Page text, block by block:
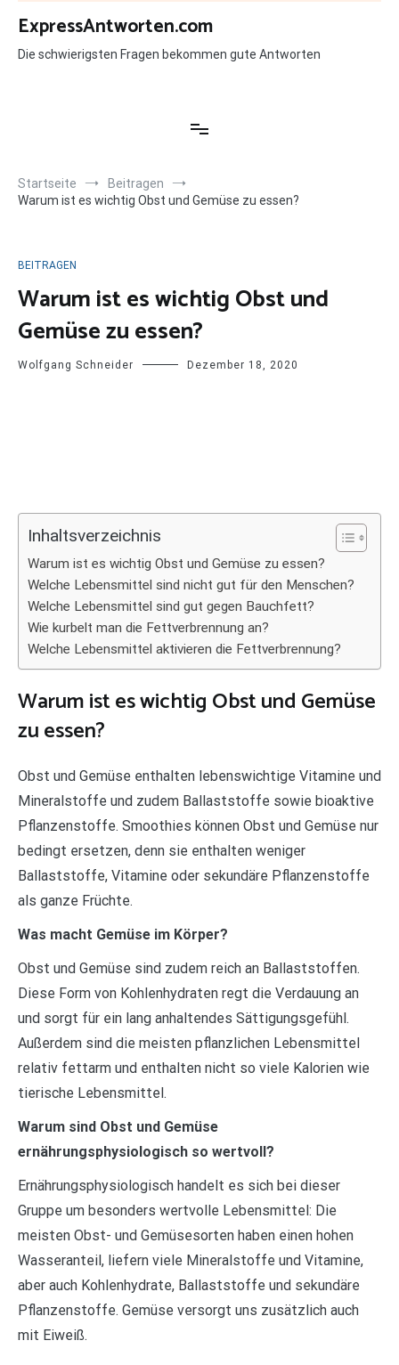
Zum
Inhalt
springen
ExpressAntworten.com
Die schwierigsten Fragen bekommen gute Antworten
Startseite
Beitragen
Warum ist es wichtig Obst und Gemüse zu essen?
BEITRAGEN
Warum ist es wichtig Obst und
Gemüse zu essen?
Wolfgang Schneider Dezember 18, 2020
Inhaltsverzeichnis
Warum ist es wichtig Obst und Gemüse zu essen?
Welche Lebensmittel sind nicht gut für den Menschen?
Welche Lebensmittel sind gut gegen Bauchfett?
Wie kurbelt man die Fettverbrennung an?
Welche Lebensmittel aktivieren die Fettverbrennung?
Warum ist es wichtig Obst und Gemüse
zu essen?
Obst und Gemüse enthalten lebenswichtige Vitamine und
Mineralstoffe und zudem Ballaststoffe sowie bioaktive
Pflanzenstoffe. Smoothies können Obst und Gemüse nur
bedingt ersetzen, denn sie enthalten weniger
Ballaststoffe, Vitamine oder sekundäre Pflanzenstoffe
als ganze Früchte.
Was macht Gemüse im Körper?
Obst und Gemüse sind zudem reich an Ballaststoffen.
Diese Form von Kohlenhydraten regt die Verdauung an
und sorgt für ein lang anhaltendes Sättigungsgefühl.
Außerdem sind die meisten pflanzlichen Lebensmittel
relativ fettarm und enthalten nicht so viele Kalorien wie
tierische Lebensmittel.
Warum sind Obst und Gemüse
ernährungsphysiologisch so wertvoll?
Ernährungsphysiologisch handelt es sich bei dieser
Gruppe um besonders wertvolle Lebensmittel: Die
meisten Obst- und Gemüsesorten haben einen hohen
Wasseranteil, liefern viele Mineralstoffe und Vitamine,
aber auch Kohlenhydrate, Ballaststoffe und sekundäre
Pflanzenstoffe. Gemüse versorgt uns zusätzlich auch
mit Eiweiß.